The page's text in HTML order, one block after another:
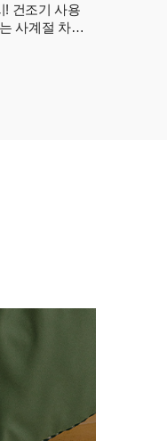
! 건조기 사용
사계절 차렵